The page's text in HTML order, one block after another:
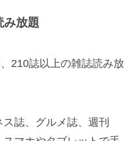
放題
210誌以上の雑誌読み放
誌、グルメ誌、週刊